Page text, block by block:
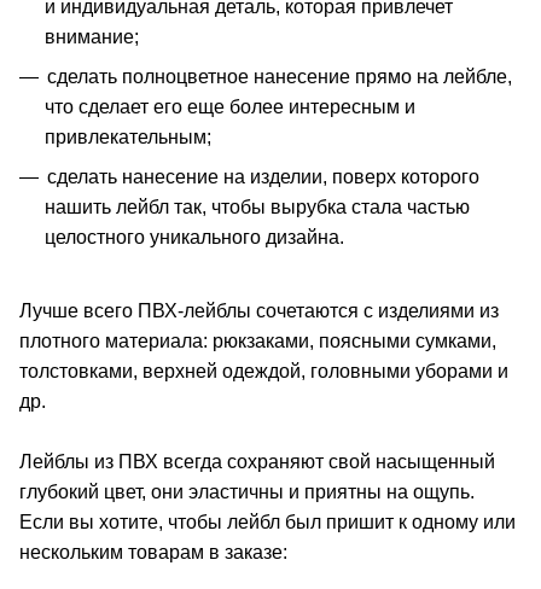
и индивидуальная деталь, которая привлечет
внимание;
сделать полноцветное нанесение прямо на лейбле,
что сделает его еще более интересным и
привлекательным;
сделать нанесение на изделии, поверх которого
нашить лейбл так, чтобы вырубка стала частью
целостного уникального дизайна.
Лучше всего ПВХ-лейблы сочетаются с изделиями из
плотного материала: рюкзаками, поясными сумками,
толстовками, верхней одеждой, головными уборами и
др.
Лейблы из ПВХ всегда сохраняют свой насыщенный
глубокий цвет, они эластичны и приятны на ощупь.
Если вы хотите, чтобы лейбл был пришит к одному или
нескольким товарам в заказе: